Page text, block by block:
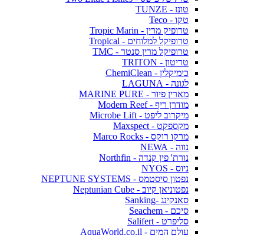
טונז - TUNZE
טקו - Teco
טרופיק מרין - Tropic Marin
טרופיקל למלוחים - Tropical
טרופיקל מרין סנטר - TMC
טריטון - TRITON
כימיקלין - ChemiClean
לגונה - LAGUNA
מארין פיור - MARINE PURE
מודרן ריף - Modern Reef
מיקרוב ליפט - Microbe Lift
מקספקט - Maxspect
מרקו רוקס - Marco Rocks
נווה - NEWA
נורת' פין קנדה - Northfin
ניוס - NYOS
נפטון סיסטמס - NEPTUNE SYSTEMS
נפטוניאן קיוב - Neptunian Cube
סאנקינג -Sanking
סיכם - Seachem
סליפרט - Salifert
עולם המים - AquaWorld.co.il